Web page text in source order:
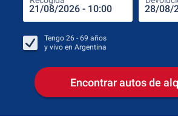
Tengo 26 - 69 años
y vivo en Argentina
Encontrar autos de